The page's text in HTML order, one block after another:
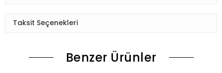
Taksit Seçenekleri
Benzer Ürünler